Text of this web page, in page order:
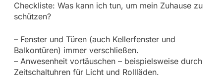
Checkliste: Was kann ich tun, um mein Zuhause zu
schützen?
– Fenster und Türen (auch Kellerfenster und
Balkontüren) immer verschließen.
– Anwesenheit vortäuschen – beispielsweise durch
Zeitschaltuhren für Licht und Rollläden.